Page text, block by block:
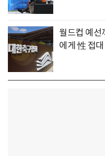
월드컵 예
에게 性 접대